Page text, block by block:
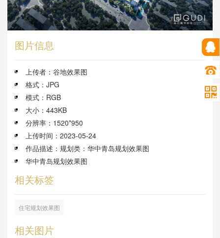
图片信息
上传者：谷地效果图
格式：JPG
模式：RGB
大小：443KB
分辨率：1520*950
上传时间：2023-05-24
作品描述：规划类：华中青岛规划效果图
华中青岛规划效果图
相关标签
住宅规划效果图
相关图片